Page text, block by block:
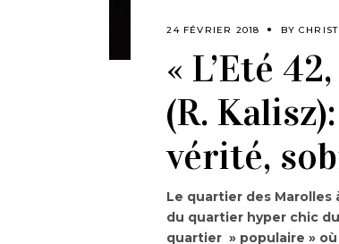
24 FÉVRIER 2018 BY
« L’Eté
(R.
vérité,
Le quartier des
du quartier hyper chic
quartier » populaire »